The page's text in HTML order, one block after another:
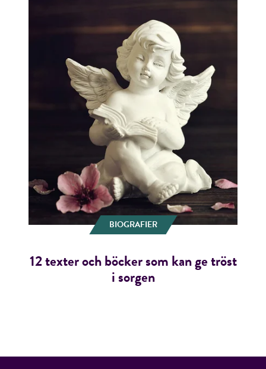
BIOGRAFIER
12 texter och böcker som kan ge tröst
i sorgen